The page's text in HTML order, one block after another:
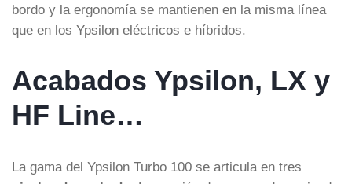
bordo y la ergonomía se mantienen en la misma línea
que en los Ypsilon eléctricos e híbridos.
Acabados Ypsilon, LX y
HF Line…
La gama del Ypsilon Turbo 100 se articula en tres